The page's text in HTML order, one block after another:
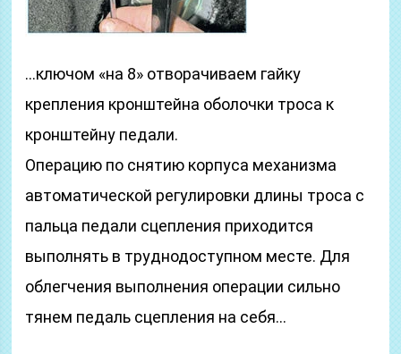
…ключом «на 8» отворачиваем гайку
крепления кронштейна оболочки троса к
кронштейну педали.
Операцию по снятию корпуса механизма
автоматической регулировки длины троса с
пальца педали сцепления приходится
выполнять в труднодоступном месте. Для
облегчения выполнения операции сильно
тянем педаль сцепления на себя…